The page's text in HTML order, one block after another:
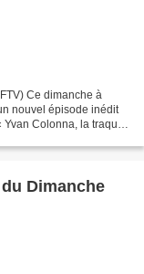
Ce dimanche à
nouvel épisode inédit
Yvan Colonna, la traque
Dimanche